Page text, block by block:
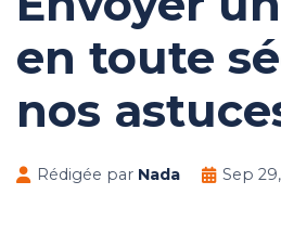
en toute
nos
Rédigée par Nada Sep